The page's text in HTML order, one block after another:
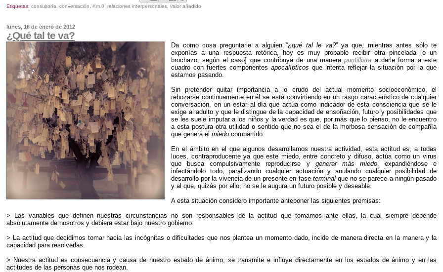
Etiquetas:consultoría ,conversación Km.0 ,relaciones interpersonales ,valor añadido
lunes, 16 de enero de 2012
¿Qué tal te va?
Da como cosa preguntarle a alguien “¿qué tal le va?” ya que, mientras antes sólo te
exponías a una respuesta retórica, hoy es muy probable recibir otra pincelada [o un
brochazo, según el caso] que contribuya de una manerapuntillista a darle forma a este
cuadro con fuertes componentesapocalípticos que intenta reflejar la situación por la que
estamos pasando.
Sin pretender quitar importancia a lo crudo del actual momento socioeconómico, el
rebozarse continuamente en él se está convirtiendo en un rasgo característico de cualquier
conversación, en un estar al día que actúa como indicador de esta consciencia que se le
exige al adulto y que le distingue de la capacidad de ensoñación, futuro y posibilidades que
se les suele imputar a los niños y la verdad es que, por más que lo pienso, no le encuentro
a esta postura otra utilidad o sentido que no sea el de la morbosa sensación de compañía
que genera elmiedo compartido.
En el ámbito en el que algunos desarrollamos nuestra actividad, esta actitud es, a todas
luces, contraproducente ya que este miedo, entre concreto y difuso, actúa como un virus
que busca compulsivamente reproducirse y generar más miedo, expandiéndose e
infectándolo todo, paralizando cualquier actuación y anulando cualquier posibilidad de
desarrollo por la vivencia de un presente en fase terminalque no se parece a ningún pasado
y al que, quizás por ello, no se le augura un futuro posible y deseable.
A esta situación considero importante anteponer las siguientes premisas:
> Las variables que definen nuestras circunstancias no son responsables de la actitud que tomamos ante ellas, la cual siempre depende
absolutamente de nosotros y debiera estar bajo nuestro gobierno.
> La actitud que decidimos tomar hacia las incógnitas o dificultades que nos plantea un momento dado, incide de manera directa en la manera y la
capacidad para resolverlas.
> Nuestra actitud es consecuencia y causa de nuestro estado de ánimo, se transmite e influye directamente en los estados de ánimo y en las
actitudes de las personas que nos rodean.